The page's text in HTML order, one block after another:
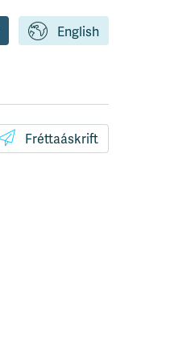
English
Fréttaáskrift